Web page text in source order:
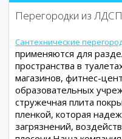
Перегородки из
Сантехнические
применяются для
пространства в
магазинов, фитнес-
образовательных
стружечная плита
пленкой, которая
загрязнений,